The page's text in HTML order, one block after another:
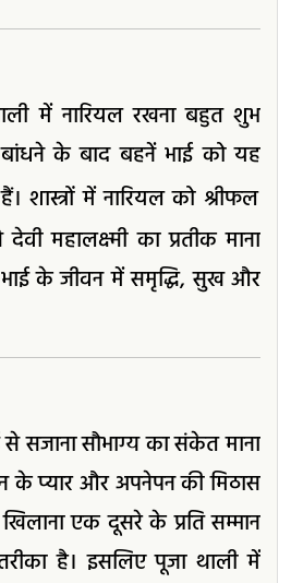
में नारियल रखना बहुत शुभ
बांधने के बाद बहनें भाई को यह
शास्त्रों में नारियल को श्रीफल
महालक्ष्मी का प्रतीक माना
के जीवन में समृद्धि, सुख और
से सजाना सौभाग्य का संकेत माना
के प्यार और अपनेपन की मिठास
खिलाना एक दूसरे के प्रति सम्मान
है। इसलिए पूजा थाली में